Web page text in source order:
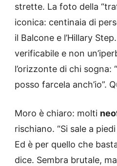
strette. La foto della
iconica: centinaia di
il Balcone e l’Hillary
verificabile e non
l’orizzonte di chi sogna:
posso farcela anch’io”.
Moro è chiaro: molti
rischiano. “Si sale a
Ed è per quello che
dice. Sembra brutale,